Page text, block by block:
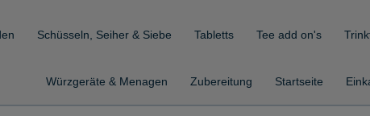
Schüsseln, Seiher & Siebe Tabletts Tee add on's
Würzgeräte & Menagen Zubereitung Startseite